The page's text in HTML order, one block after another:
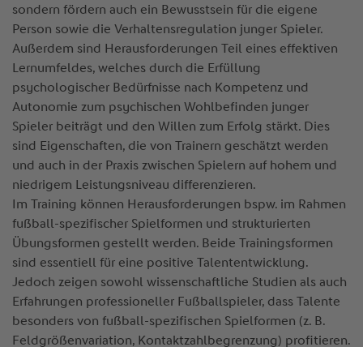
sondern fördern auch ein Bewusstsein für die eigene
Person sowie die Verhaltensregulation junger Spieler.
Außerdem sind Herausforderungen Teil eines effektiven
Lernumfeldes, welches durch die Erfüllung
psychologischer Bedürfnisse nach Kompetenz und
Autonomie zum psychischen Wohlbefinden junger
Spieler beiträgt und den Willen zum Erfolg stärkt. Dies
sind Eigenschaften, die von Trainern geschätzt werden
und auch in der Praxis zwischen Spielern auf hohem und
niedrigem Leistungsniveau differenzieren.
Im Training können Herausforderungen bspw. im Rahmen
fußball-spezifischer Spielformen und strukturierten
Übungsformen gestellt werden. Beide Trainingsformen
sind essentiell für eine positive Talententwicklung.
Jedoch zeigen sowohl wissenschaftliche Studien als auch
Erfahrungen professioneller Fußballspieler, dass Talente
besonders von fußball-spezifischen Spielformen (z. B.
Feldgrößenvariation, Kontaktzahlbegrenzung) profitieren.